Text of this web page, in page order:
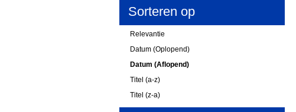
Sorteren op
Relevantie
Datum (Oplopend)
Datum (Aflopend)
Titel (a-z)
Titel (z-a)